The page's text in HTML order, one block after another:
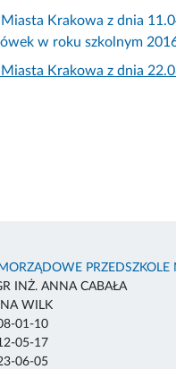
Krakowa z dnia
w roku szkolnym
Krakowa z dnia
PRZEDSZKOLE
INŻ. ANNA CABAŁA
WILK
01-10
05-17
06-05